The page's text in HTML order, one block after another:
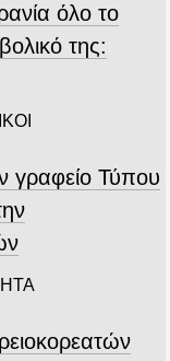
όλο το
της:
Τύπου